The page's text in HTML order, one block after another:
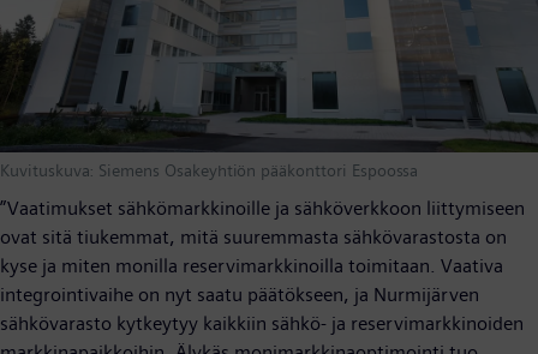
Kuvituskuva: Siemens Osakeyhtiön pääkonttori Espoossa
”Vaatimukset sähkömarkkinoille ja sähköverkkoon liittymiseen
ovat sitä tiukemmat, mitä suuremmasta sähkövarastosta on
kyse ja miten monilla reservimarkkinoilla toimitaan. Vaativa
integrointivaihe on nyt saatu päätökseen, ja Nurmijärven
sähkövarasto kytkeytyy kaikkiin sähkö- ja reservimarkkinoiden